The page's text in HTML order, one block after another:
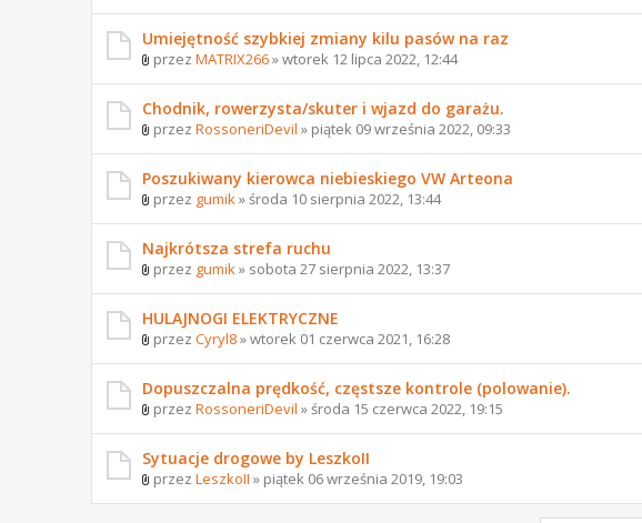
Umiejętność szybkiej zmiany kilu pasów na raz
przez MATRIX266» wtorek 12 lipca 2022, 12:44
Chodnik, rowerzysta/skuter i wjazd do garażu.
przez RossoneriDevil » piątek 09 września 2022, 09:33
Poszukiwany kierowca niebieskiego VW Arteona
przez gumik » środa 10 sierpnia 2022, 13:44
Najkrótsza strefa ruchu
przez gumik » sobota 27 sierpnia 2022, 13:37
HULAJNOGI ELEKTRYCZNE
przez Cyryl8» wtorek 01 czerwca 2021, 16:28
Dopuszczalna prędkość, częstsze kontrole (polowanie).
przez RossoneriDevil » środa 15 czerwca 2022, 19:15
Sytuacje drogowe by LeszkoII
przez LeszkoII » piątek 06 września 2019, 19:03